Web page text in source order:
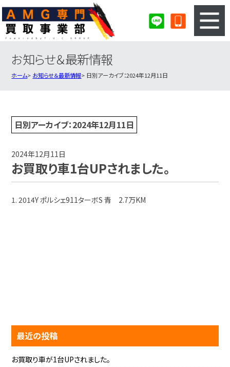
3ステップのカンタン査定
AMG買取実績 会社概要・店舗紹介・MAP
お知らせ＆最新情報
ホーム お知らせ＆最新情報 日別アーカイブ：2024年12月11日
日別アーカイブ：2024年12月11日
2024年12月11日
お買取り車1台UPされました。
1. 2014Y ポルシェ911ターボS 青 2.7万KM
最近の投稿
お買取り車が1台UPされました。